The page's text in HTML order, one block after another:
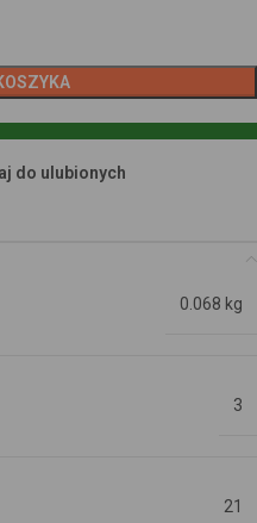
do ulubionych
0.068 kg
3
21